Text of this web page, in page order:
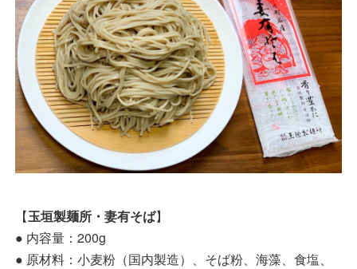
【玉垣製麺所・妻有そば】
● 内容量：200g
● 原材料：小麦粉（国内製造）、そば粉、海藻、食塩、